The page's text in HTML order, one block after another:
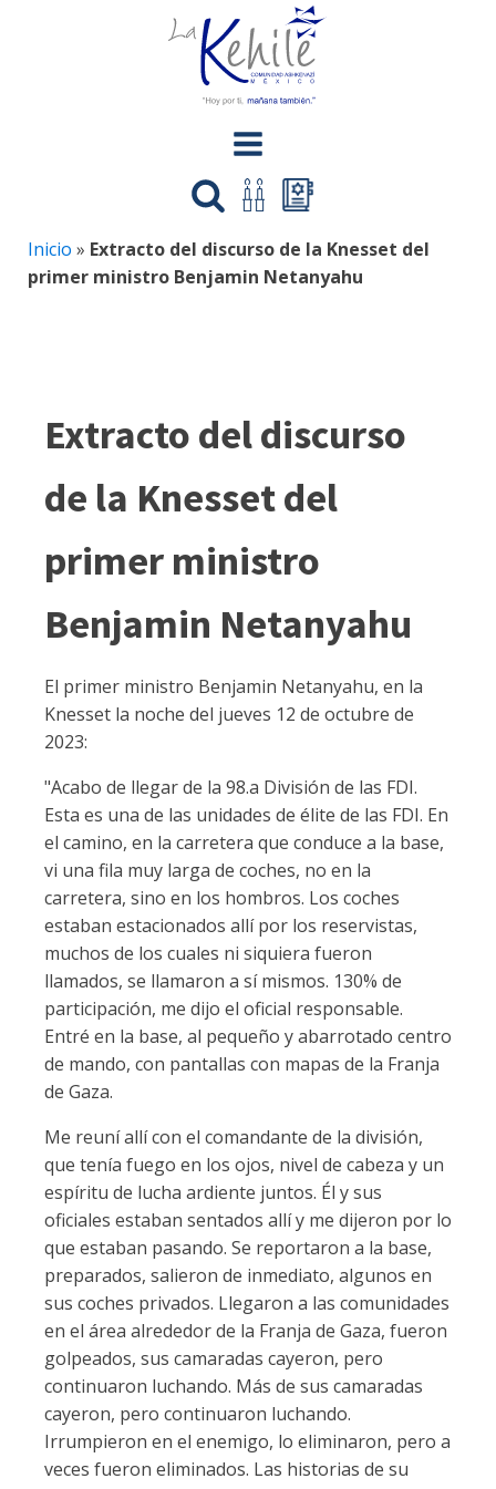
Inicio » Extracto del discurso de la Knesset del
primer ministro Benjamin Netanyahu
Extracto del discurso
de la Knesset del
primer ministro
Benjamin Netanyahu
El primer ministro Benjamin Netanyahu, en la
Knesset la noche del jueves 12 de octubre de
2023:
"Acabo de llegar de la 98.a División de las FDI.
Esta es una de las unidades de élite de las FDI. En
el camino, en la carretera que conduce a la base,
vi una fila muy larga de coches, no en la
carretera, sino en los hombros. Los coches
estaban estacionados allí por los reservistas,
muchos de los cuales ni siquiera fueron
llamados, se llamaron a sí mismos. 130% de
participación, me dijo el oficial responsable.
Entré en la base, al pequeño y abarrotado centro
de mando, con pantallas con mapas de la Franja
de Gaza.
Me reuní allí con el comandante de la división,
que tenía fuego en los ojos, nivel de cabeza y un
espíritu de lucha ardiente juntos. Él y sus
oficiales estaban sentados allí y me dijeron por lo
que estaban pasando. Se reportaron a la base,
preparados, salieron de inmediato, algunos en
sus coches privados. Llegaron a las comunidades
en el área alrededor de la Franja de Gaza, fueron
golpeados, sus camaradas cayeron, pero
continuaron luchando. Más de sus camaradas
cayeron, pero continuaron luchando.
Irrumpieron en el enemigo, lo eliminaron, pero a
veces fueron eliminados. Las historias de su